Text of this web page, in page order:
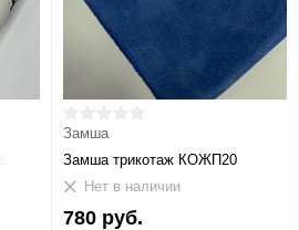
Замша
Замша трикотаж КОЖП20
Нет в наличии
780 руб.